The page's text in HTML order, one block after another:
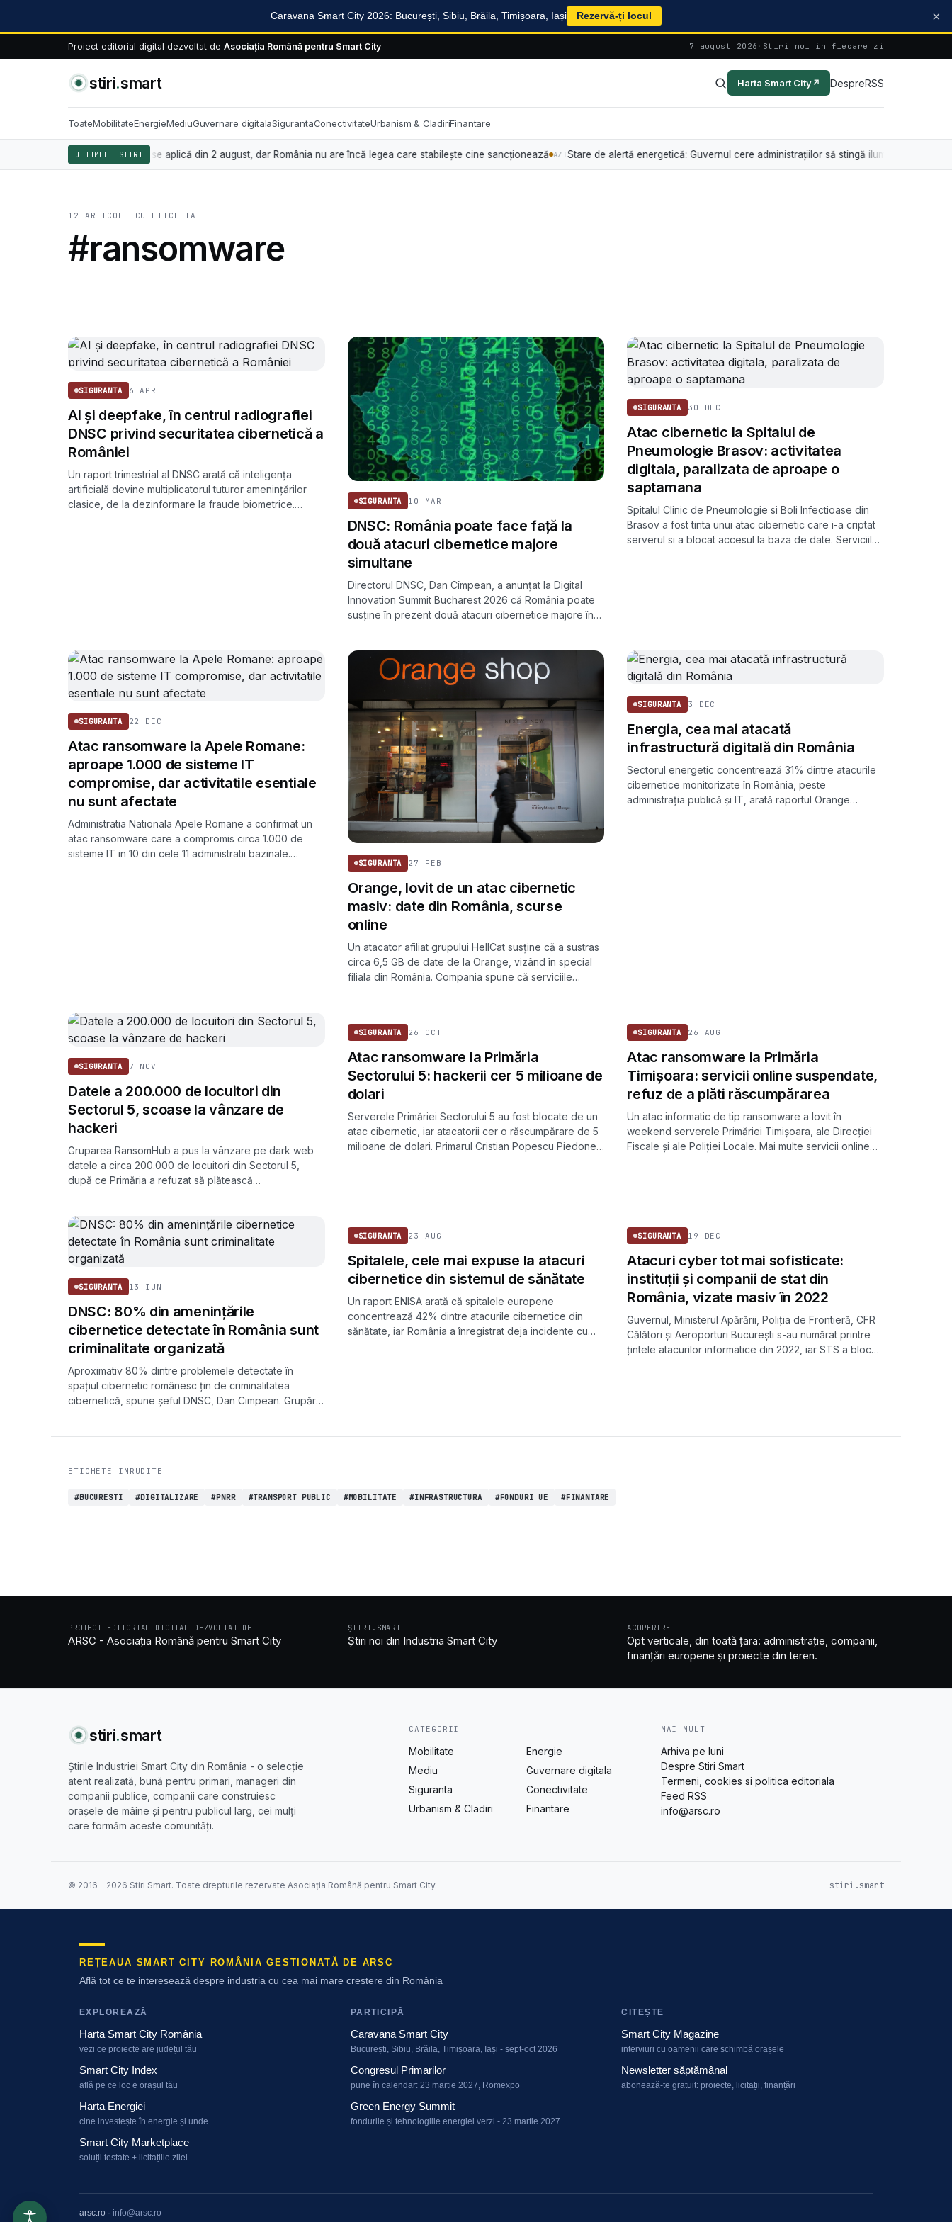
Caravana Smart City 2026: București, Sibiu, Brăila, Timișoara, Iași Rezervă-ți locul ×
Proiect editorial digital dezvoltat de Asociația Română pentru Smart City 7 august 2026 · Stiri noi in fiecare zi
stiri.smart Harta Smart City↗ DespreRSS
ToateMobilitateEnergieMediuGuvernare digitalaSigurantaConectivitateUrbanism & CladiriFinantare
ULTIMELE STIRI
inteligența artificială se aplică din 2 august, dar România nu are încă legea care stabilește cine sancționează AZIStare de alertă energetică: Guvernul cere administrațiilor să stingă iluminatul arhitectural între
12 ARTICOLE CU ETICHETA
#ransomware
SIGURANTA 6 APR
AI și deepfake, în centrul radiografiei
DNSC privind securitatea cibernetică a
României
Un raport trimestrial al DNSC arată că inteligența
artificială devine multiplicatorul tuturor amenințărilor
clasice, de la dezinformare la fraude biometrice.
SIGURANTA 10 MAR
DNSC: România poate face față la
două atacuri cibernetice majore
simultane
Directorul DNSC, Dan Cîmpean, a anunțat la Digital
Innovation Summit Bucharest 2026 că România poate
susține în prezent două atacuri cibernetice majore în
SIGURANTA 30 DEC
Atac cibernetic la Spitalul de
Pneumologie Brasov: activitatea
digitala, paralizata de aproape o
saptamana
Spitalul Clinic de Pneumologie si Boli Infectioase din
Brasov a fost tinta unui atac cibernetic care i-a criptat
serverul si a blocat accesul la baza de date. Serviciile
SIGURANTA 22 DEC
Atac ransomware la Apele Romane:
aproape 1.000 de sisteme IT
compromise, dar activitatile esentiale
nu sunt afectate
Administratia Nationala Apele Romane a confirmat un
atac ransomware care a compromis circa 1.000 de
sisteme IT in 10 din cele 11 administratii bazinale.
SIGURANTA 27 FEB
Orange, lovit de un atac cibernetic
masiv: date din România, scurse
online
Un atacator afiliat grupului HellCat susține că a sustras
circa 6,5 GB de date de la Orange, vizând în special
filiala din România. Compania spune că serviciile
SIGURANTA 3 DEC
Energia, cea mai atacată
infrastructură digitală din România
Sectorul energetic concentrează 31% dintre atacurile
cibernetice monitorizate în România, peste
administrația publică și IT, arată raportul Orange
SIGURANTA 7 NOV
Datele a 200.000 de locuitori din
Sectorul 5, scoase la vânzare de
hackeri
Gruparea RansomHub a pus la vânzare pe dark web
datele a circa 200.000 de locuitori din Sectorul 5,
după ce Primăria a refuzat să plătească
SIGURANTA 26 OCT
Atac ransomware la Primăria
Sectorului 5: hackerii cer 5 milioane de
dolari
Serverele Primăriei Sectorului 5 au fost blocate de un
atac cibernetic, iar atacatorii cer o răscumpărare de 5
milioane de dolari. Primarul Cristian Popescu Piedone
SIGURANTA 26 AUG
Atac ransomware la Primăria
Timișoara: servicii online suspendate,
refuz de a plăti răscumpărarea
Un atac informatic de tip ransomware a lovit în
weekend serverele Primăriei Timișoara, ale Direcției
Fiscale și ale Poliției Locale. Mai multe servicii online
SIGURANTA 13 IUN
DNSC: 80% din amenințările
cibernetice detectate în România sunt
criminalitate organizată
Aproximativ 80% dintre problemele detectate în
spațiul cibernetic românesc țin de criminalitatea
cibernetică, spune șeful DNSC, Dan Cimpean. Grupări
SIGURANTA 23 AUG
Spitalele, cele mai expuse la atacuri
cibernetice din sistemul de sănătate
Un raport ENISA arată că spitalele europene
concentrează 42% dintre atacurile cibernetice din
sănătate, iar România a înregistrat deja incidente cu
SIGURANTA 19 DEC
Atacuri cyber tot mai sofisticate:
instituții și companii de stat din
România, vizate masiv în 2022
Guvernul, Ministerul Apărării, Poliția de Frontieră, CFR
Călători și Aeroporturi București s-au numărat printre
țintele atacurilor informatice din 2022, iar STS a blocat
ETICHETE INRUDITE
#BUCURESTI #DIGITALIZARE #PNRR #TRANSPORT PUBLIC #MOBILITATE #INFRASTRUCTURA #FONDURI UE #FINANTARE
PROIECT EDITORIAL DIGITAL DEZVOLTAT DE
ARSC - Asociația Română pentru Smart City
ȘTIRI.SMART
Știri noi din Industria Smart City
ACOPERIRE
Opt verticale, din toată țara: administrație, companii,
finanțări europene și proiecte din teren.
stiri.smart
Știrile Industriei Smart City din România - o selecție
atent realizată, bună pentru primari, manageri din
companii publice, companii care construiesc
orașele de mâine și pentru publicul larg, cei mulți
care formăm aceste comunități.
CATEGORII
Mobilitate
Energie
Mediu
Guvernare digitala
Siguranta
Conectivitate
Urbanism & Cladiri
Finantare
MAI MULT
Arhiva pe luni
Despre Stiri Smart
Termeni, cookies si politica editoriala
Feed RSS
info@arsc.ro
© 2016 - 2026 Stiri Smart. Toate drepturile rezervate Asociația Română pentru Smart City. stiri.smart
REȚEAUA SMART CITY ROMÂNIA GESTIONATĂ DE ARSC
Află tot ce te interesează despre industria cu cea mai mare creștere din România
EXPLOREAZĂ
Harta Smart City România
vezi ce proiecte are județul tău
Smart City Index
află pe ce loc e orașul tău
Harta Energiei
cine investește în energie și unde
Smart City Marketplace
soluții testate + licitațiile zilei
PARTICIPĂ
Caravana Smart City
București, Sibiu, Brăila, Timișoara, Iași - sept-oct 2026
Congresul Primarilor
pune în calendar: 23 martie 2027, Romexpo
Green Energy Summit
fondurile și tehnologiile energiei verzi - 23 martie 2027
CITEȘTE
Smart City Magazine
interviuri cu oamenii care schimbă orașele
Newsletter săptămânal
abonează-te gratuit: proiecte, licitații, finanțări
arsc.ro · info@arsc.ro